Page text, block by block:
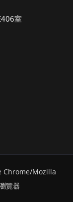
室
Chrome/Mozilla
覽器